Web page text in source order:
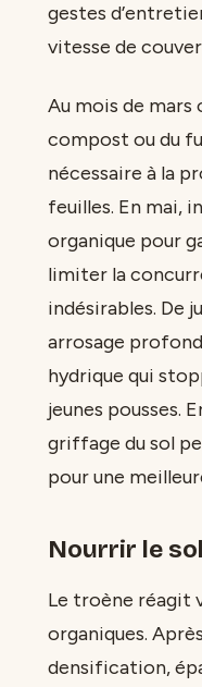
gestes
vitesse de
Au mois de mars
compost ou du
nécessaire à la
feuilles. En mai,
organique pour
limiter la
indésirables. De
arrosage
hydrique qui
jeunes pousses.
griffage du sol
pour une
Nourrir le
Le troène réagit
organiques.
densification,